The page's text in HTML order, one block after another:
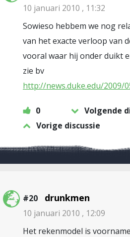
10 januari 2010 , 11:32
Sowieso hebbem we nog
van het exacte verloop van
vooral waar hij onder duikt
zie bv
http://news.duke.edu/2009/
0
Volgende
Vorige discussie
#20 drunkmen
10 januari 2010 , 12:09
Het rekenmodel is